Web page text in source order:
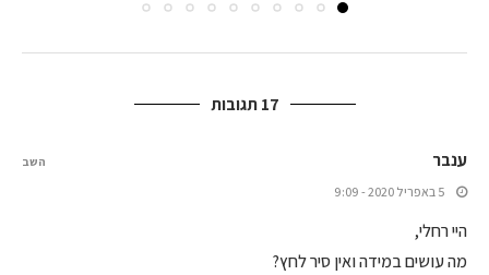
17 תגובות
ענבר
5 באפריל 2020 - 9:09
היי רחלי,
מה עושים במידה ואין סיר לחץ?
השב